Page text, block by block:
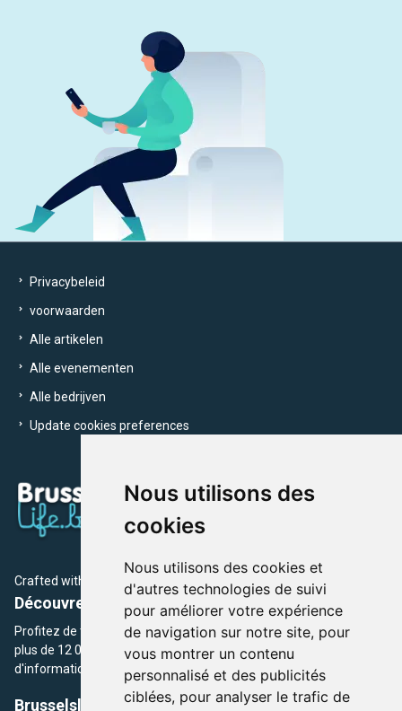
Nous utilisons des
cookies
Nous utilisons des cookies et
d'autres technologies de suivi
pour améliorer votre expérience
de navigation sur notre site, pour
vous montrer un contenu
personnalisé et des publicités
ciblées, pour analyser le trafic de
Privacybeleid
voorwaarden
Alle artikelen
Alle evenementen
Alle bedrijven
Update cookies preferences
Crafted with by Brusselslife Team
Découvrez plus de 12 000 adresses et événements
Profitez de toutes les sections de BrusselsLife.be et découvrez
plus de 12 000 adresses et un grand choix d'événements,
d'informations et de conseils et astuces de notre écriture.
Brusselslife.be